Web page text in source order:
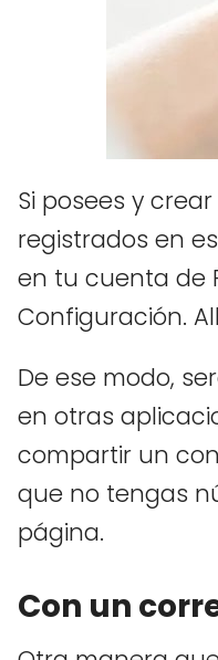
Si posees y
registrados en
en tu cuenta de
Configuración.
De ese modo,
en otras
compartir un
que no tengas
página.
Con un